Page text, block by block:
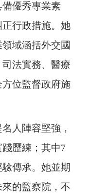
優秀專業素
行政措施。她
域涵括外交國
法實務、醫療
位監督政府施
人陣容堅強，
歷練；其中7
傳承。她並期
的監察院，不